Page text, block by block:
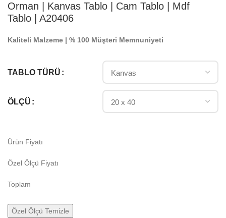
Orman | Kanvas Tablo | Cam Tablo | Mdf
Tablo | A20406
Kaliteli Malzeme | % 100 Müşteri Memnuniyeti
TABLO TÜRÜ
ÖLÇÜ
Ürün Fiyatı
Özel Ölçü Fiyatı
Toplam
Özel Ölçü Temizle